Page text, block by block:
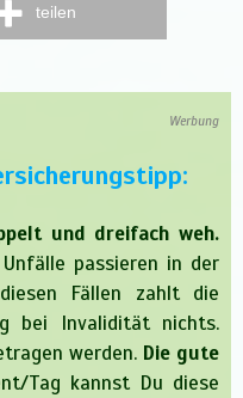
teilen
Werbung
und dreifach weh.
passieren in der
Fällen zahlt die
bei Invalidität nichts.
werden. Die gute
Tag kannst Du diese